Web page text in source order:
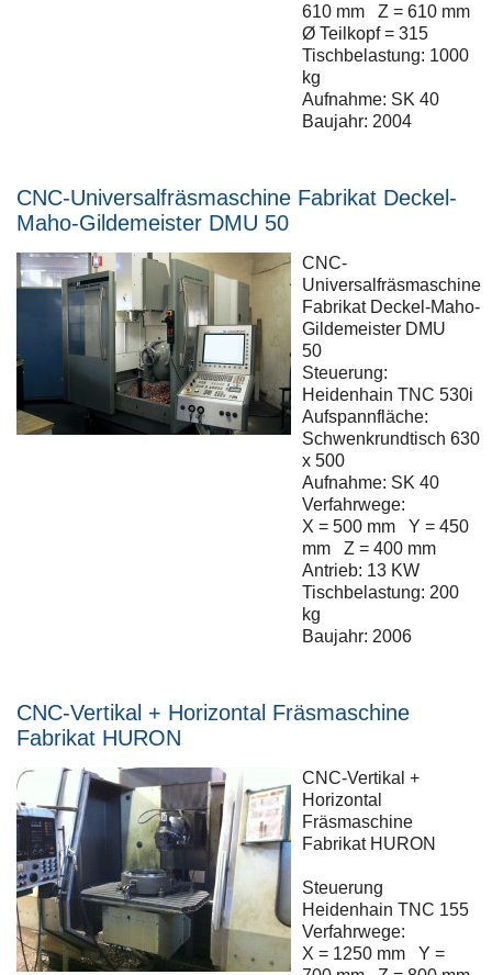
610 mm Z = 610 mm
Ø Teilkopf = 315
Tischbelastung: 1000
kg
Aufnahme: SK 40
Baujahr: 2004
CNC-Universalfräsmaschine Fabrikat Deckel-
Maho-Gildemeister DMU 50
CNC-
Universalfräsmaschine
Fabrikat Deckel-Maho-
Gildemeister DMU
50
Steuerung:
Heidenhain TNC 530i
Aufspannfläche:
Schwenkrundtisch 630
x 500
Aufnahme: SK 40
Verfahrwege:
X = 500 mm Y = 450
mm Z = 400 mm
Antrieb: 13 KW
Tischbelastung: 200
kg
Baujahr: 2006
CNC-Vertikal + Horizontal Fräsmaschine
Fabrikat HURON
CNC-Vertikal +
Horizontal
Fräsmaschine
Fabrikat HURON
Steuerung
Heidenhain TNC 155
Verfahrwege:
X = 1250 mm Y =